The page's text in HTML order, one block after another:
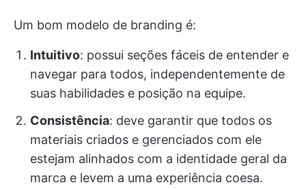
Um bom modelo de branding é:
Intuitivo: possui seções fáceis de entender e
navegar para todos, independentemente de
suas habilidades e posição na equipe.
Consistência: deve garantir que todos os
materiais criados e gerenciados com ele
estejam alinhados com a identidade geral da
marca e levem a uma experiência coesa.